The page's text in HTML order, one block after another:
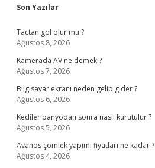
Sidebar
Son Yazılar
Tactan gol olur mu ?
Ağustos 8, 2026
Kamerada AV ne demek ?
Ağustos 7, 2026
Bilgisayar ekranı neden gelip gider ?
Ağustos 6, 2026
Kediler banyodan sonra nasıl kurutulur ?
Ağustos 5, 2026
Avanos çömlek yapımı fiyatları ne kadar ?
Ağustos 4, 2026